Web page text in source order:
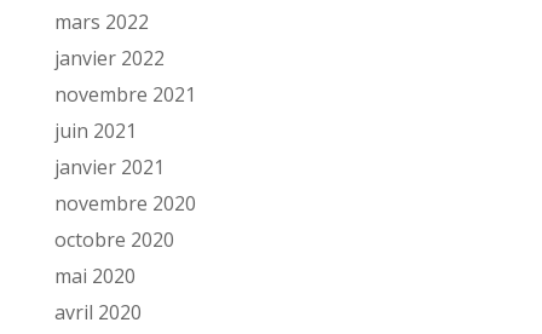
mars 2022
janvier 2022
novembre 2021
juin 2021
janvier 2021
novembre 2020
octobre 2020
mai 2020
avril 2020